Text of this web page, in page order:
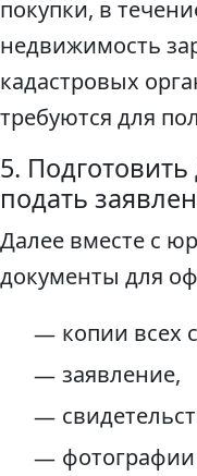
покупки, в
недвижимость
кадастровых
требуются для
5.
подать
Далее вместе с
документы для
копии всех
заявление,